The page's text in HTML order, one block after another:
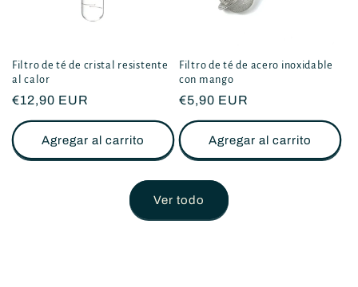
Filtro de té de cristal resistente
al calor
Precio
habitual
€12,90 EUR
Agregar al carrito
Filtro de té de acero inoxidable
con mango
Precio
habitual
€5,90 EUR
Agregar al carrito
Ver todo